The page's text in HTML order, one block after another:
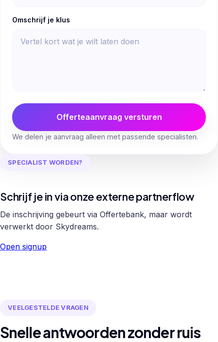
Omschrijf je klus
Offerteaanvraag versturen
We delen je aanvraag alleen met passende specialisten.
SPECIALIST WORDEN?
Schrijf je in via onze externe partnerflow
De inschrijving gebeurt via Offertebank, maar wordt
verwerkt door Skydreams.
Open signup
VEELGESTELDE VRAGEN
Snelle antwoorden zonder ruis